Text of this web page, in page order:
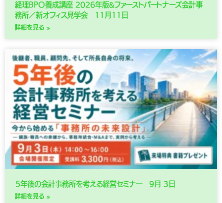
経理BPO養成講座 2026年版&ファーストパートナーズ会計事
務所／新オフィス見学会 11月11日
詳細を見る »
５年後の会計事務所を考える経営セミナー 9月 3日
詳細を見る »